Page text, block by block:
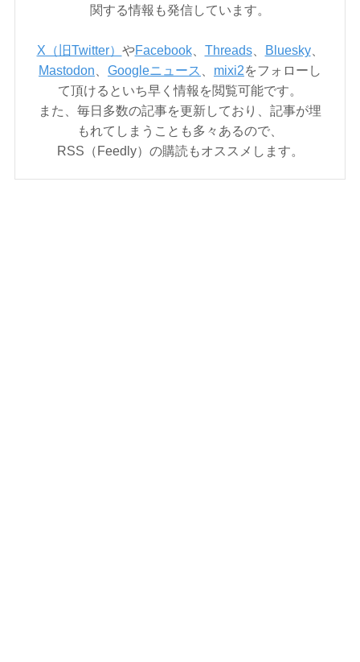
関する情報も発信しています。
X（旧Twitter） やFacebook、 Threads、 Bluesky、
Mastodon
Googleニュース mixi2をフォローし
て頂けるといち早く情報を閲覧可能です。
また、毎日多数の記事を更新しており、記事が埋
もれてしまうことも多々あるので、
RSS（Feedly）の購読もオススメします。